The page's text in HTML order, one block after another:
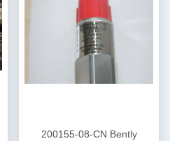
200155-08-CN Bently